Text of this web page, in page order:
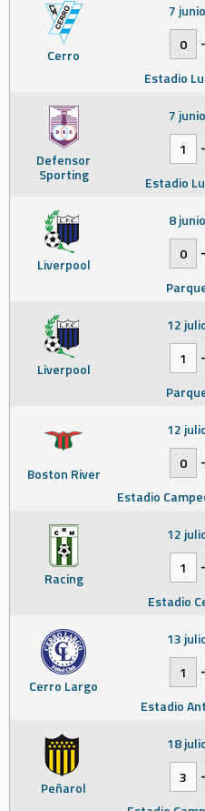
Cerro
7
0
-
Estadio
Defensor
Sporting
7
1
-
Estadio
Liverpool
8
0
-
Liverpool
12
1
-
Boston River
12
0
-
Estadio
Racing
12
1
-
Estadio
Cerro Largo
13
1
-
Estadio
Peñarol
18
3
-